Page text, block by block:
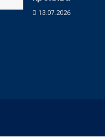
13.07.2026